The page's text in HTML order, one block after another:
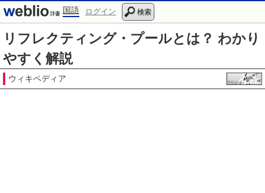
国語 ログイン 検索
リフレクティング・プールとは？ わかり
やすく解説
ウィキペディア